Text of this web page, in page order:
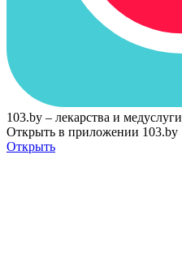
103.by – лекарства и медуслуги
Открыть в приложении 103.by
Открыть